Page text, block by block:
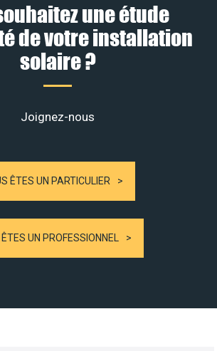
une étude
de votre installation
solaire ?
Joignez-nous
ÊTES UN PARTICULIER
UN PROFESSIONNEL